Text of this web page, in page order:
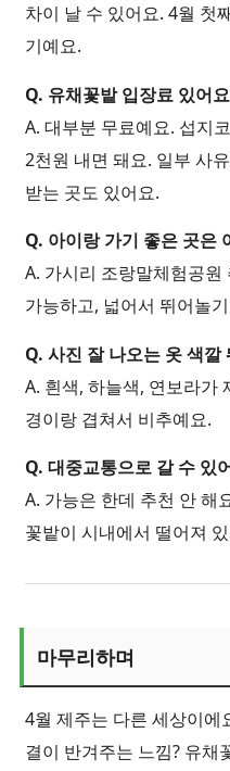
차이 날 수 있어요. 4월 첫
기예요.
Q. 유채꽃밭 입장료 있어
A. 대부분 무료예요. 섭지
2천원 내면 돼요. 일부 사
받는 곳도 있어요.
Q. 아이랑 가기 좋은 곳은
A. 가시리 조랑말체험공
가능하고, 넓어서 뛰어놀
Q. 사진 잘 나오는 옷 색깔
A. 흰색, 하늘색, 연보라가
경이랑 겹쳐서 비추예요.
Q. 대중교통으로 갈 수 있
A. 가능은 한데 추천 안 해
꽃밭이 시내에서 떨어져
마무리하며
4월 제주는 다른 세상이에
결이 반겨주는 느낌? 유채